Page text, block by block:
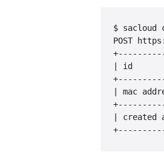
$ sacloud
POST
| id
| mac
| created